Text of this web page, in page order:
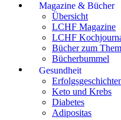
Magazine & Bücher
Übersicht
LCHF Magazine
LCHF
Bücher zum
Bücherbummel
Gesundheit
Keto und Krebs
Diabetes
Adipositas